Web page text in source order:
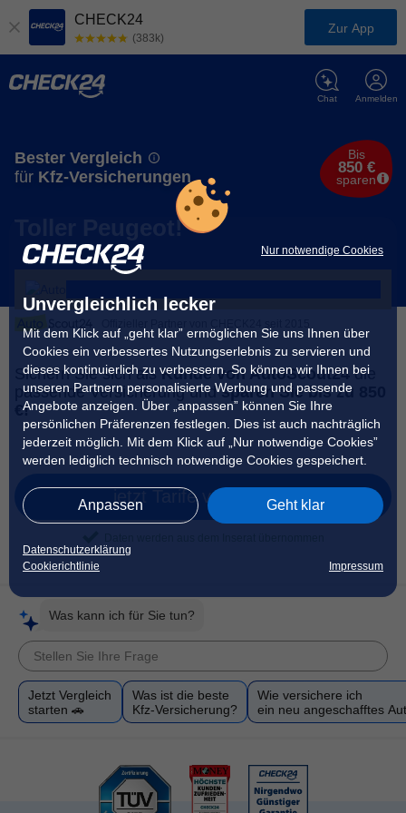
Nur notwendige Cookies
Unvergleichlich lecker
Mit dem Klick auf „geht klar” ermöglichen Sie uns Ihnen über
Cookies ein verbessertes Nutzungserlebnis zu servieren und
dieses kontinuierlich zu verbessern. So können wir Ihnen bei
unseren Partnern personalisierte Werbung und passende
Angebote anzeigen. Über „anpassen” können Sie Ihre
persönlichen Präferenzen festlegen. Dies ist auch nachträglich
jederzeit möglich. Mit dem Klick auf „Nur notwendige Cookies”
werden lediglich technisch notwendige Cookies gespeichert.
Anpassen Geht klar
Datenschutzerklärung
Cookierichtlinie
Impressum
CHECK24
(383k)
Zur App
Anmelden
Chat
Bester Vergleich
für Kfz-Versicherungen
Bis
850 €
sparen
Toller Peugeot!
Sichern Sie sich alsKunde von AutoScout24 die
passende Versicherung undsparen Sie bis zu 850
€!
jetzt Tarife vergleichen
Was kann ich für Sie tun?
Jetzt Vergleich
starten 🚗
Was ist die beste
Kfz-Versicherung?
Wie versichere ich
ein neu angeschafftes